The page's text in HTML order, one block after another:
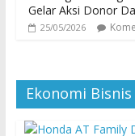
Gelar Aksi Donor
25/05/2026
Ekonomi Bisnis